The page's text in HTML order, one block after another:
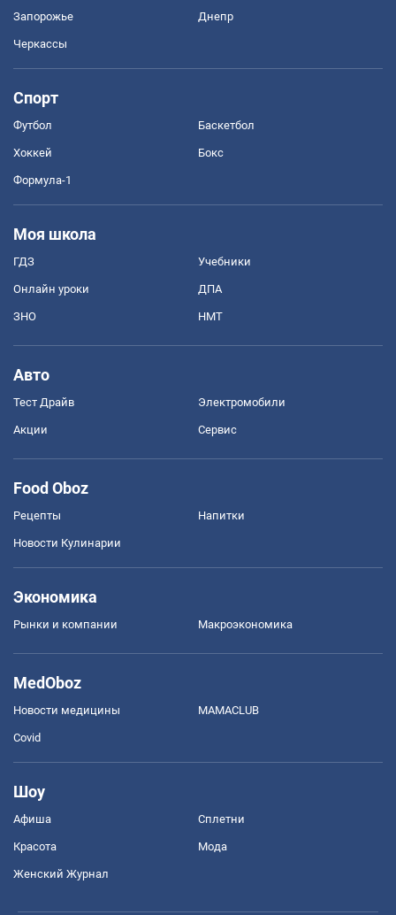
Запорожье Днепр
Черкассы
Спорт
Футбол Баскетбол
Хоккей Бокс
Формула-1
Моя школа
ГДЗ Учебники
Онлайн уроки ДПА
ЗНО НМТ
Авто
Тест Драйв Электромобили
Акции Сервис
Food Oboz
Рецепты Напитки
Новости Кулинарии
Экономика
Рынки и компании Mакроэкономика
MedOboz
Новости медицины MAMACLUB
Covid
Шоу
Афиша Сплетни
Красота Мода
Женский Журнал